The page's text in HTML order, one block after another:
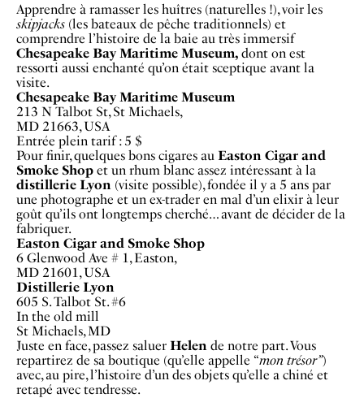
Apprendre à ramasser les huîtres (naturelles !), voir les
skipjacks (les bateaux de pêche traditionnels) et
comprendre l’histoire de la baie au très immersif
Chesapeake Bay Maritime Museum, dont on est
ressorti aussi enchanté qu’on était sceptique avant la
visite.
Chesapeake Bay Maritime Museum
213 N Talbot St, St Michaels,
MD 21663, USA
Entrée plein tarif : 5 $
Pour finir, quelques bons cigares au Easton Cigar and
Smoke Shop et un rhum blanc assez intéressant à la
distillerie Lyon (visite possible), fondée il y a 5 ans par
une photographe et un ex-trader en mal d’un elixir à leur
goût qu’ils ont longtemps cherché… avant de décider de la
fabriquer.
Easton Cigar and Smoke Shop
6 Glenwood Ave # 1, Easton,
MD 21601, USA
Distillerie Lyon
605 S. Talbot St. #6
In the old mill
St Michaels, MD
Juste en face, passez saluer Helen de notre part. Vous
repartirez de sa boutique (qu’elle appelle “mon trésor”)
avec, au pire, l’histoire d’un des objets qu’elle a chiné et
retapé avec tendresse.